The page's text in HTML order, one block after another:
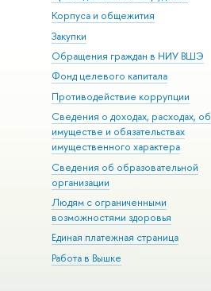
Корпуса и общежития
Закупки
Обращения граждан в НИУ ВШЭ
Фонд целевого капитала
Противодействие коррупции
Сведения о доходах, расходах, об
имуществе и обязательствах
имущественного характера
Сведения об образовательной
организации
Людям с ограниченными
возможностями здоровья
Единая платежная страница
Работа в Вышке